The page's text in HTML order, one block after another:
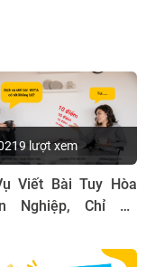
lượt xem
Viết Bài Tuy Hòa
Nghiệp, Chỉ Từ